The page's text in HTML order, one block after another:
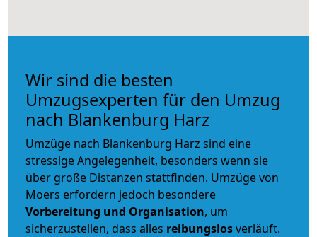
Wir sind die besten
Umzugsexperten für den Umzug
nach Blankenburg Harz
Umzüge nach Blankenburg Harz sind eine
stressige Angelegenheit, besonders wenn sie
über große Distanzen stattfinden. Umzüge von
Moers erfordern jedoch besondere
Vorbereitung und Organisation, um
sicherzustellen, dass alles reibungslosverläuft.